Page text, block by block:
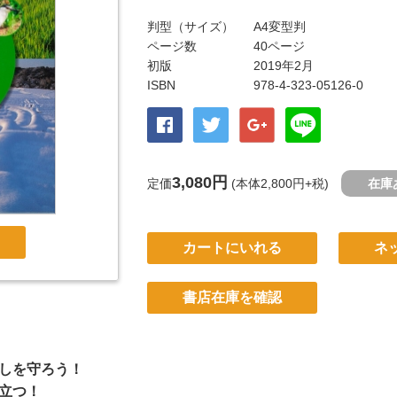
判型（サイズ）
A4変型判
ページ数
40ページ
初版
2019年2月
ISBN
978-4-323-05126-0
定価3,080円 (本体2,800円+税) 在庫
カートにいれる ネ
書店在庫を確認
を守ろう！
つ！